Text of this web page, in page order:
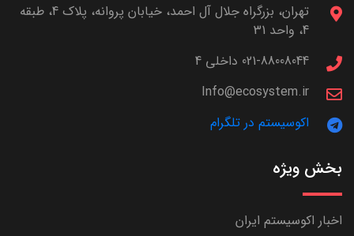
تهران، بزرگراه جلال آل احمد، خیابان پروانه، پلاک 4، طبقه
4، واحد 31
021-88008044 داخلی 4
Info@ecosystem.ir
اکوسیستم در تلگرام
بخش ویژه
اخبار اکوسیستم ایران